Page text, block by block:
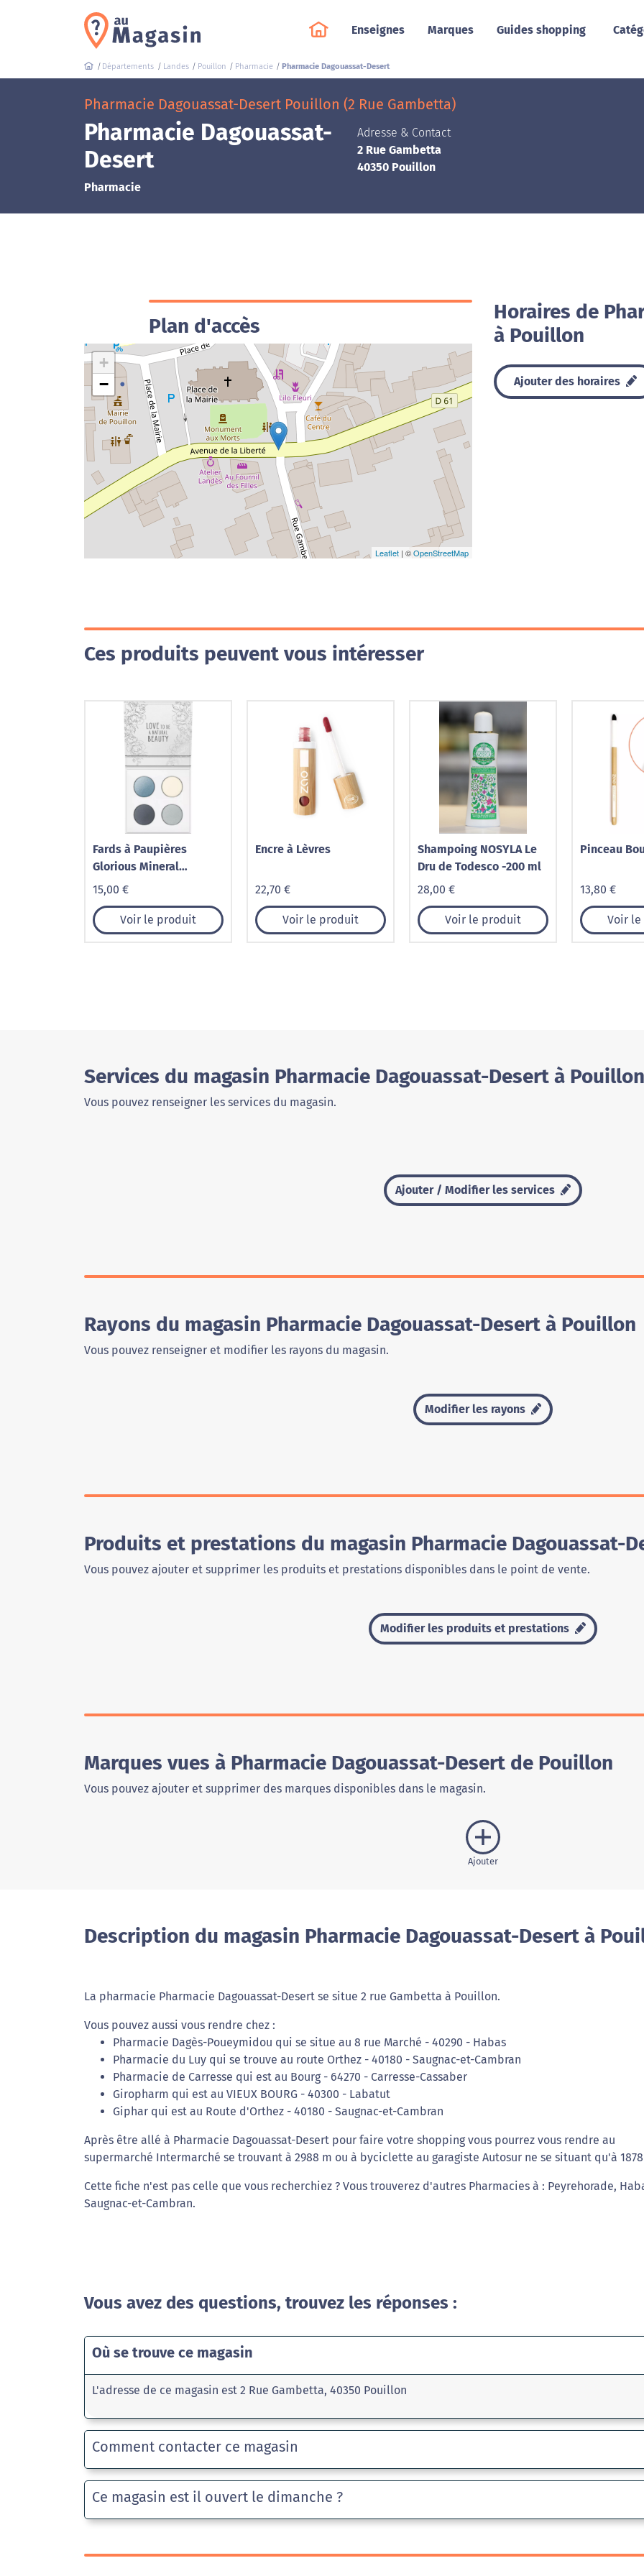
Enseignes Marques Guides shopping
Départements Landes Pouillon Pharmacie Pharmacie Dagouassat-Desert
Pharmacie Dagouassat-Desert Pouillon (2 Rue Gambetta)
Pharmacie Dagouassat-
Desert
Pharmacie
Adresse & Contact
2 Rue Gambetta
40350 Pouillon
Plan d'accès
+
−
Leaflet | ©OpenStreetMap
Horaires de
à Pouillon
Ajouter des horaires
Ces produits peuvent vous intéresser
Fards à Paupières
Glorious Mineral
Eyeshadows
15,00 €
Voir le produit
Encre à Lèvres
22,70 €
Voir le produit
Shampoing NOSYLA Le
Dru de Todesco -200 ml
28,00 €
Voir le produit
Pinceau
13,80 €
Voir
Services du magasin Pharmacie Dagouassat-Desert à Pouillon
Vous pouvez renseigner les services du magasin.
Ajouter / Modifier les services
Rayons du magasin Pharmacie Dagouassat-Desert à Pouillon
Vous pouvez renseigner et modifier les rayons du magasin.
Modifier les rayons
Produits et prestations du magasin Pharmacie Dagouassat-
Vous pouvez ajouter et supprimer les produits et prestations disponibles dans le point de vente.
Modifier les produits et prestations
Marques vues à Pharmacie Dagouassat-Desert de Pouillon
Vous pouvez ajouter et supprimer des marques disponibles dans le magasin.
Ajouter
Description du magasin Pharmacie Dagouassat-Desert à
La pharmacie Pharmacie Dagouassat-Desert se situe 2 rue Gambetta à Pouillon.
Vous pouvez aussi vous rendre chez :
Pharmacie Dagès-Poueymidou qui se situe au 8 rue Marché - 40290 - Habas
Pharmacie du Luy qui se trouve au route Orthez - 40180 - Saugnac-et-Cambran
Pharmacie de Carresse qui est au Bourg - 64270 - Carresse-Cassaber
Giropharm qui est au VIEUX BOURG - 40300 - Labatut
Giphar qui est au Route d'Orthez - 40180 - Saugnac-et-Cambran
Après être allé à Pharmacie Dagouassat-Desert pour faire votre shopping vous pourrez vous rendre au
supermarché Intermarché se trouvant à 2988 m ou à byciclette au garagiste Autosur ne se situant qu'à
Cette fiche n'est pas celle que vous recherchiez ? Vous trouverez d'autres Pharmacies à : Peyrehorade,
Saugnac-et-Cambran.
Vous avez des questions, trouvez les réponses :
Où se trouve ce magasin
L'adresse de ce magasin est 2 Rue Gambetta, 40350 Pouillon
Comment contacter ce magasin
Ce magasin est il ouvert le dimanche ?